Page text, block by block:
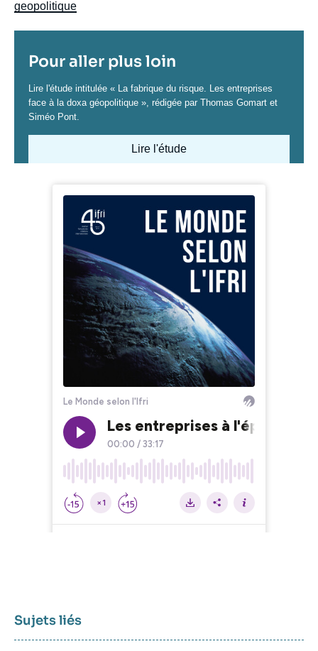
geopolitique
Titre
Pour aller plus loin
Contenu
Lire l'étude intitulée « La fabrique du risque. Les entreprises
face à la doxa géopolitique », rédigée par Thomas Gomart et
Siméo Pont.
Lire l'étude
Sujets liés